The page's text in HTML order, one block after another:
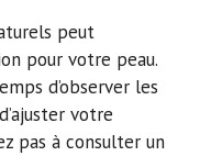
peut
pour votre peau.
d’observer les
votre
pas à consulter un